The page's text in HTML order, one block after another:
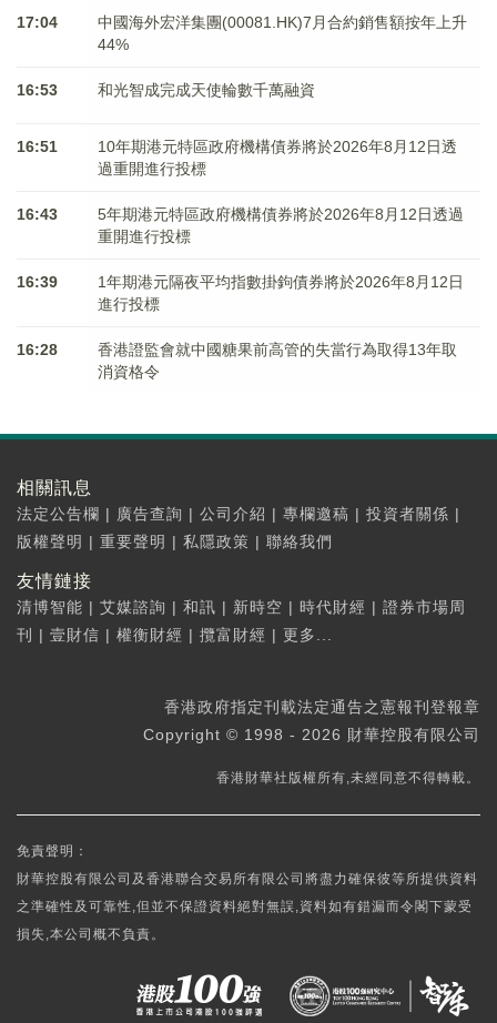
17:04
中國海外宏洋集團(00081.HK)7月合約銷售額按年上升
44%
16:53 和光智成完成天使輪數千萬融資
16:51
10年期港元特區政府機構債券將於2026年8月12日透
過重開進行投標
16:43
5年期港元特區政府機構債券將於2026年8月12日透過
重開進行投標
16:39
1年期港元隔夜平均指數掛鉤債券將於2026年8月12日
進行投標
16:28
香港證監會就中國糖果前高管的失當行為取得13年取
消資格令
相關訊息
法定公告欄 | 廣告查詢 | 公司介紹 | 專欄邀稿 | 投資者關係 |
版權聲明 | 重要聲明 | 私隱政策 | 聯絡我們
友情鏈接
清博智能 | 艾媒諮詢 | 和訊 | 新時空 | 時代財經 | 證券市場周
刊
| 壹財信 | 權衡財經 | 攬富財經 | 更多...
香港政府指定刊載法定通告之憲報刊登報章
Copyright © 1998 - 2026 財華控股有限公司
香港財華社版權所有,未經同意不得轉載。
免責聲明：
財華控股有限公司及香港聯合交易所有限公司將盡力確保彼等所提供資料
之準確性及可靠性,但並不保證資料絕對無誤,資料如有錯漏而令閣下蒙受
損失,本公司概不負責。